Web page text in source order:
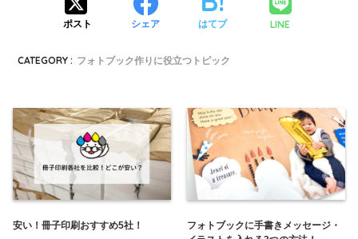
ポスト シェア はてブ LINE
CATEGORY : フォトブック作りに役立つトピック
安い！冊子印刷おすすめ5社！
フォトブックに手書きメッセージ・